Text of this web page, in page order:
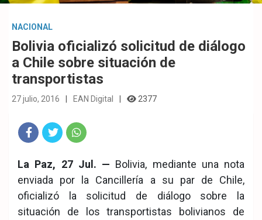
NACIONAL
Bolivia oficializó solicitud de diálogo
a Chile sobre situación de
transportistas
27 julio, 2016 EAN Digital 2377
ook
ter
pp
La Paz, 27 Jul. — Bolivia, mediante una nota
enviada por la Cancillería a su par de Chile,
oficializó la solicitud de diálogo sobre la
situación de los transportistas bolivianos de